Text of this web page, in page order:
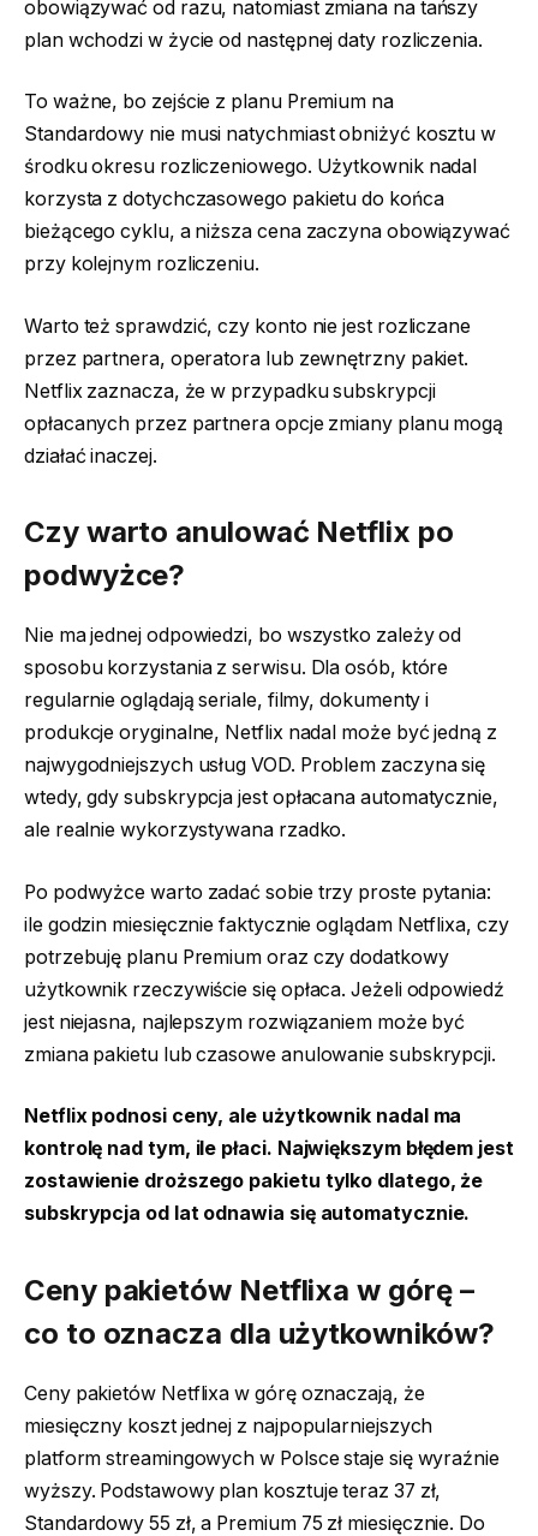
obowiązywać od razu, natomiast zmiana na tańszy
plan wchodzi w życie od następnej daty rozliczenia.
To ważne, bo zejście z planu Premium na
Standardowy nie musi natychmiast obniżyć kosztu w
środku okresu rozliczeniowego. Użytkownik nadal
korzysta z dotychczasowego pakietu do końca
bieżącego cyklu, a niższa cena zaczyna obowiązywać
przy kolejnym rozliczeniu.
Warto też sprawdzić, czy konto nie jest rozliczane
przez partnera, operatora lub zewnętrzny pakiet.
Netflix zaznacza, że w przypadku subskrypcji
opłacanych przez partnera opcje zmiany planu mogą
działać inaczej.
Czy warto anulować Netflix po
podwyżce?
Nie ma jednej odpowiedzi, bo wszystko zależy od
sposobu korzystania z serwisu. Dla osób, które
regularnie oglądają seriale, filmy, dokumenty i
produkcje oryginalne, Netflix nadal może być jedną z
najwygodniejszych usług VOD. Problem zaczyna się
wtedy, gdy subskrypcja jest opłacana automatycznie,
ale realnie wykorzystywana rzadko.
Po podwyżce warto zadać sobie trzy proste pytania:
ile godzin miesięcznie faktycznie oglądam Netflixa, czy
potrzebuję planu Premium oraz czy dodatkowy
użytkownik rzeczywiście się opłaca. Jeżeli odpowiedź
jest niejasna, najlepszym rozwiązaniem może być
zmiana pakietu lub czasowe anulowanie subskrypcji.
Netflix podnosi ceny, ale użytkownik nadal ma
kontrolę nad tym, ile płaci. Największym błędem jest
zostawienie droższego pakietu tylko dlatego, że
subskrypcja od lat odnawia się automatycznie.
Ceny pakietów Netflixa w górę –
co to oznacza dla użytkowników?
Ceny pakietów Netflixa w górę oznaczają, że
miesięczny koszt jednej z najpopularniejszych
platform streamingowych w Polsce staje się wyraźnie
wyższy. Podstawowy plan kosztuje teraz 37 zł,
Standardowy 55 zł, a Premium 75 zł miesięcznie. Do